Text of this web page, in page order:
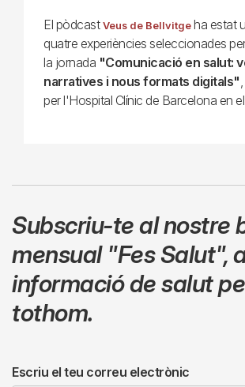
El pòdcast Veus de Bellvitgeha estat
quatre experiències seleccionades
la jornada "Comunicació en salut:
narratives i nous formats digitals"
per l'Hospital Clínic de Barcelona en
Subscriu-te al nostre
mensual "Fes Salut",
informació de salut
tothom.
Escriu el teu correu electrònic